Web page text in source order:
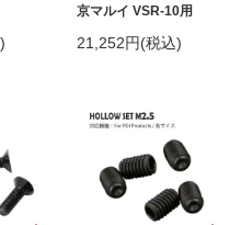
京マルイ VSR-10用
21,252円(税込)